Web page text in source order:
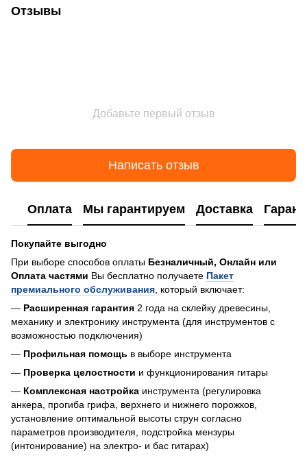
Отзывы
Добавьте первый отзыв
Написать отзыв
Оплата Мы гарантируем Доставка
Покупайте выгодно
При выборе способов оплаты Безналичный, Онлайн или
Оплата частями Вы бесплатно получаете Пакет
премиального обслуживания, который включает:
— Расширенная гарантия 2 года на склейку древесины,
механику и электронику инструмента (для инструментов с
возможностью подключения)
— Профильная помощь в выборе инструмента
— Проверка целостности и функционирования гитары
— Комплексная настройка инструмента (регулировка
анкера, прогиба грифа, верхнего и нижнего порожков,
установление оптимальной высоты струн согласно
параметров производителя, подстройка мензуры
(интонирование) на электро- и бас гитарах)